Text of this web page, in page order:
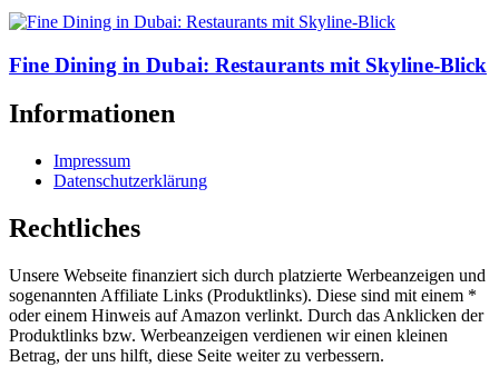
Fine Dining in Dubai: Restaurants mit Skyline-Blick
Informationen
Impressum
Datenschutzerklärung
Rechtliches
Unsere Webseite finanziert sich durch platzierte Werbeanzeigen und
sogenannten Affiliate Links (Produktlinks). Diese sind mit einem *
oder einem Hinweis auf Amazon verlinkt. Durch das Anklicken der
Produktlinks bzw. Werbeanzeigen verdienen wir einen kleinen
Betrag, der uns hilft, diese Seite weiter zu verbessern.